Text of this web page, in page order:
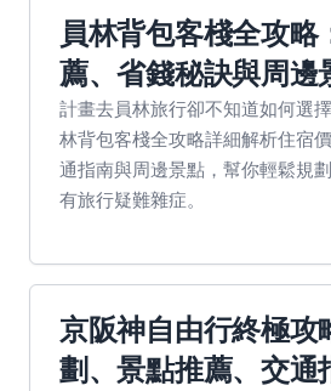
員林背包客棧全攻略
薦、省錢秘訣與周邊
計畫去員林旅行卻不知道如何選
林背包客棧全攻略詳細解析住宿
通指南與周邊景點，幫你輕鬆規
有旅行疑難雜症。
京阪神自由行終極攻
劃、景點推薦、交通